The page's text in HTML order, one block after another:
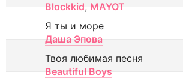
Blockkid, MAYOT
Я ты и море
Даша Эпова
Твоя любимая песня
Beautiful Boys